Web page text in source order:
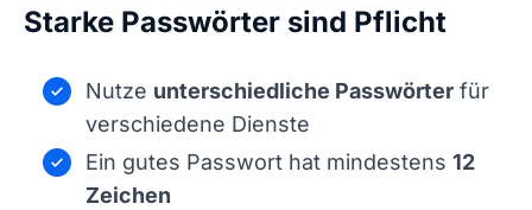
Starke Passwörter sind Pflicht
Nutze unterschiedliche Passwörter für
verschiedene Dienste
Ein gutes Passwort hat mindestens 12
Zeichen